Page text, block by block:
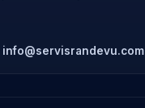
info@servisrandevu.com